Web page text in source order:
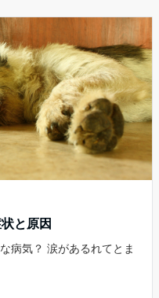
と原因
病気？ 涙があるれてとま